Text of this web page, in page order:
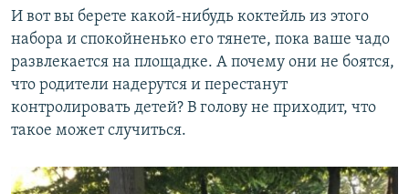
И вот вы берете какой-нибудь коктейль из этого
набора и спокойненько его тянете, пока ваше чадо
развлекается на площадке. А почему они не боятся,
что родители надерутся и перестанут
контролировать детей? В голову не приходит, что
такое может случиться.